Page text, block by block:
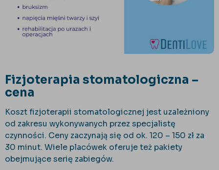
Fizjoterapia stomatologiczna –
cena
Koszt fizjoterapii stomatologicznej jest uzależniony
od zakresu wykonywanych przez specjalistę
czynności. Ceny zaczynają się od ok. 120 – 150 zł za
30 minut. Wiele placówek oferuje też pakiety
obejmujące serię zabiegów.